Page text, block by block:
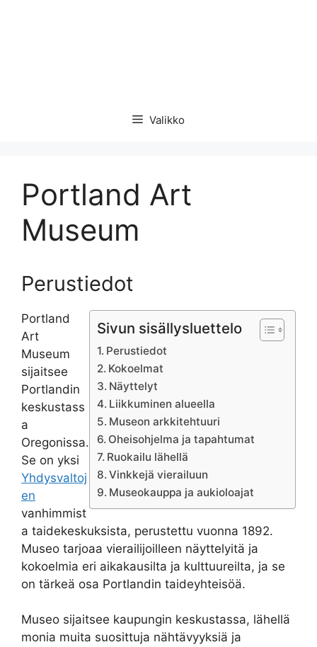
Valikko
Portland Art
Museum
Perustiedot
Sivun sisällysluettelo
Perustiedot
Kokoelmat
Näyttelyt
Liikkuminen alueella
Museon arkkitehtuuri
Oheisohjelma ja tapahtumat
Ruokailu lähellä
Vinkkejä vierailuun
Museokauppa ja aukioloajat
Portland
Art
Museum
sijaitsee
Portlandin
keskustass
a
Oregonissa.
Se on yksi
Yhdysvaltoj
en
vanhimmist
a taidekeskuksista, perustettu vuonna 1892.
Museo tarjoaa vierailijoilleen näyttelyitä ja
kokoelmia eri aikakausilta ja kulttuureilta, ja se
on tärkeä osa Portlandin taideyhteisöä.
Museo sijaitsee kaupungin keskustassa, lähellä
monia muita suosittuja nähtävyyksiä ja